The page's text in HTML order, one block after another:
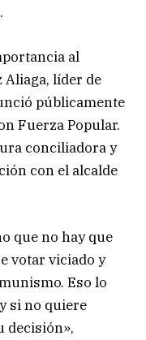
al
Aliaga, líder de
públicamente
Fuerza Popular.
conciliadora y
con el alcalde
que no hay que
votar viciado y
Eso lo
si no quiere
decisión»,